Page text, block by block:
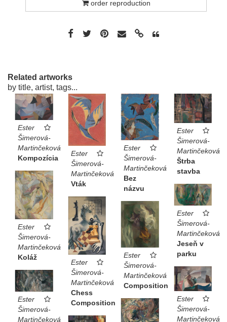
order reproduction
Related artworks
by title, artist, tags...
Ester
Šimerová-
Martinčeková
Kompozícia
Ester
Šimerová-
Martinčeková
Vták
Ester
Šimerová-
Martinčeková
Bez
názvu
Ester
Šimerová-
Martinčeková
Štrba
stavba
Ester
Šimerová-
Martinčeková
Koláž
Ester
Šimerová-
Martinčeková
Jeseň v
parku
Ester
Šimerová-
Martinčeková
Chess
Composition
Ester
Šimerová-
Martinčeková
Composition
Ester
Šimerová-
Martinčeková
Ester
Šimerová-
Martinčeková